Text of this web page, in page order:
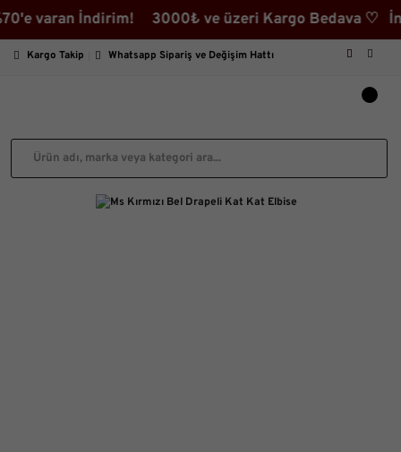
İndirim! 3000₺ ve üzeri Kargo Bedava ♡
Kargo Takip Whatsapp Sipariş ve Değişim Hattı